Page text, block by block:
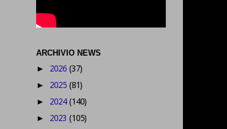
ARCHIVIO NEWS
► 2026 (37)
► 2025 (81)
► 2024(140)
► 2023 (105)